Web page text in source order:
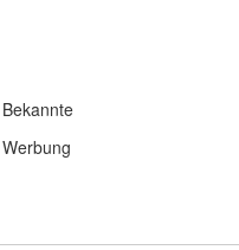
Bekannte
Werbung